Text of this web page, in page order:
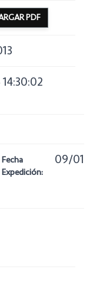
PDF
Fecha
Expedición:
09/01/